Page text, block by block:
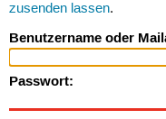
zusenden lassen.
Benutzername oder
Passwort: